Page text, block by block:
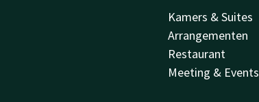
Kamers & Suites
Arrangementen
Restaurant
Meeting & Events